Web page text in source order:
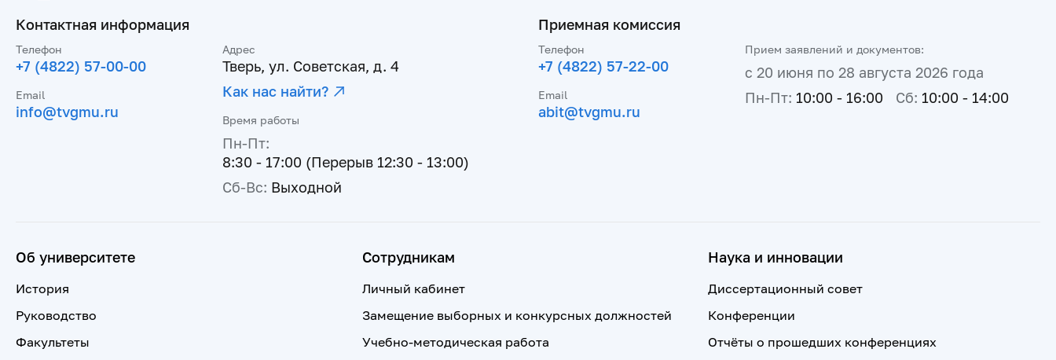
Контактная информация
Телефон
+7 (4822) 57-00-00
Email
info@tvgmu.ru
Адрес
Тверь, ул. Советская, д. 4
Как нас найти?
Время работы
Пн-Пт:
8:30 - 17:00 (Перерыв 12:30 - 13:00)
Сб-Вс: Выходной
Приемная комиссия
Телефон
+7 (4822) 57-22-00
Email
abit@tvgmu.ru
Прием заявлений и документов:
с 20 июня по 28 августа 2026 года
Пн-Пт: 10:00 - 16:00 Сб: 10:00 - 14:00
Об университете
История
Руководство
Факультеты
Сотрудникам
Личный кабинет
Замещение выборных и конкурсных должностей
Учебно-методическая работа
Наука и инновации
Диссертационный совет
Конференции
Отчёты о прошедших конференциях